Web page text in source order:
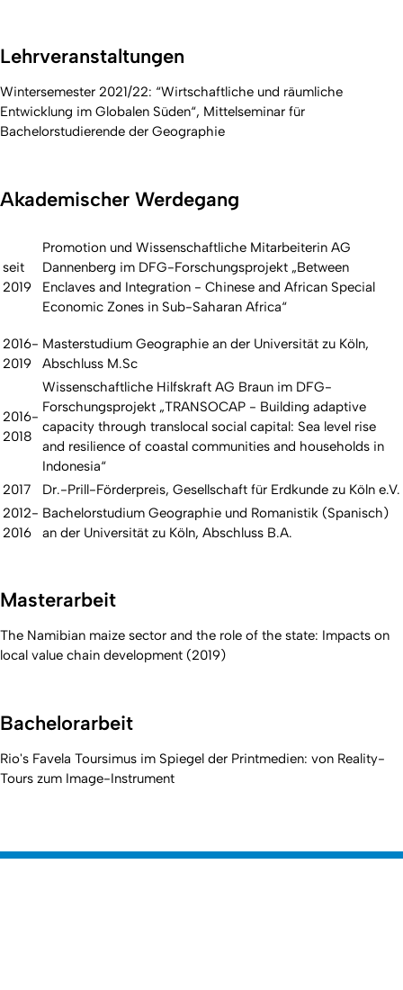
Lehrveranstaltungen
Wintersemester 2021/22: “Wirtschaftliche und räumliche
Entwicklung im Globalen Süden“, Mittelseminar für
Bachelorstudierende der Geographie
Akademischer Werdegang
seit
2019
Promotion und Wissenschaftliche Mitarbeiterin AG
Dannenberg im DFG-Forschungsprojekt „Between
Enclaves and Integration - Chinese and African Special
Economic Zones in Sub-Saharan Africa“
2016-
2019
Masterstudium Geographie an der Universität zu Köln,
Abschluss M.Sc
2016-
2018
Wissenschaftliche Hilfskraft AG Braun im DFG-
Forschungsprojekt „TRANSOCAP - Building adaptive
capacity through translocal social capital: Sea level rise
and resilience of coastal communities and households in
Indonesia“
2017
Dr.-Prill-Förderpreis, Gesellschaft für Erdkunde zu Köln e.V.
2012-
2016
Bachelorstudium Geographie und Romanistik (Spanisch)
an der Universität zu Köln, Abschluss B.A.
Masterarbeit
The Namibian maize sector and the role of the state: Impacts on
local value chain development (2019)
Bachelorarbeit
Rio's Favela Toursimus im Spiegel der Printmedien: von Reality-
Tours zum Image-Instrument